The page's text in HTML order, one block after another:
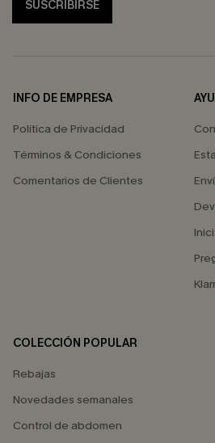
SUSCRIBIRSE
INFO DE EMPRESA
Política de Privacidad
Términos & Condiciones
Comentarios de Clientes
COLECCIÓN POPULAR
Rebajas
Novedades semanales
Control de abdomen